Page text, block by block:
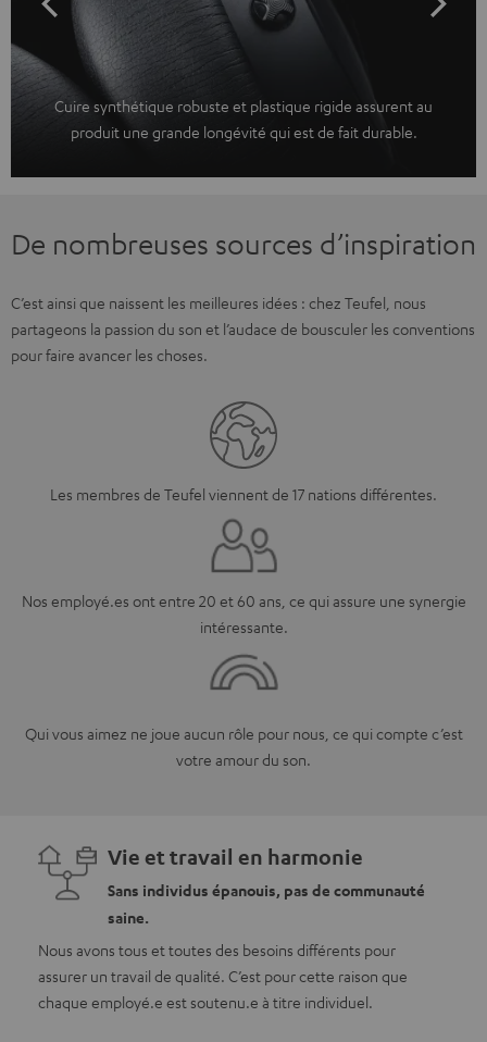
Cuire synthétique robuste et plastique rigide assurent au
produit une grande longévité qui est de fait durable.
De nombreuses sources d’inspiration
C’est ainsi que naissent les meilleures idées : chez Teufel, nous
partageons la passion du son et l’audace de bousculer les conventions
pour faire avancer les choses.
Les membres de Teufel viennent de 17 nations différentes.
Nos employé.es ont entre 20 et 60 ans, ce qui assure une synergie
intéressante.
Qui vous aimez ne joue aucun rôle pour nous, ce qui compte c’est
votre amour du son.
Vie et travail en harmonie
Sans individus épanouis, pas de communauté
saine.
Nous avons tous et toutes des besoins différents pour
assurer un travail de qualité. C’est pour cette raison que
chaque employé.e est soutenu.e à titre individuel.